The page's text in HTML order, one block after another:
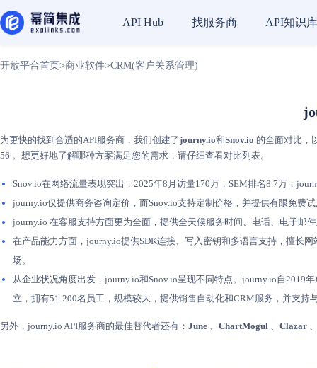
API Hub 找服务商 API知识库
开放平台首页 >商业软件>CRM(客户关系管理)
为更快的找到合适的API服务商，我们创建了journy.io和Snov.io 的全面对比，
56 。想更好地了解哪种方案满足您的需求，请仔细查看对比列表。
Snov.io在网络流量表现突出，2025年8月访量170万，SEM排名8.7万；
journy.io仅提供商务咨询定价，而Snov.io支持定制价格，并提供有限免费
journy.io 在客服支持方面更为全面，提供全天候服务时间、电话、电子邮
在产品能力方面，journy.io提供SDK连接、写入密钥和多语言支持，擅长
场。
从企业状况角度出发，journy.io和Snov.io呈现不同特点。journy.io自2019
立，拥有51-200名员工，规模较大，提供销售自动化和CRM服务，并支持
另外，journy.io API服务商的最佳替代者还有： June 、 ChartMogul 、 Clazar